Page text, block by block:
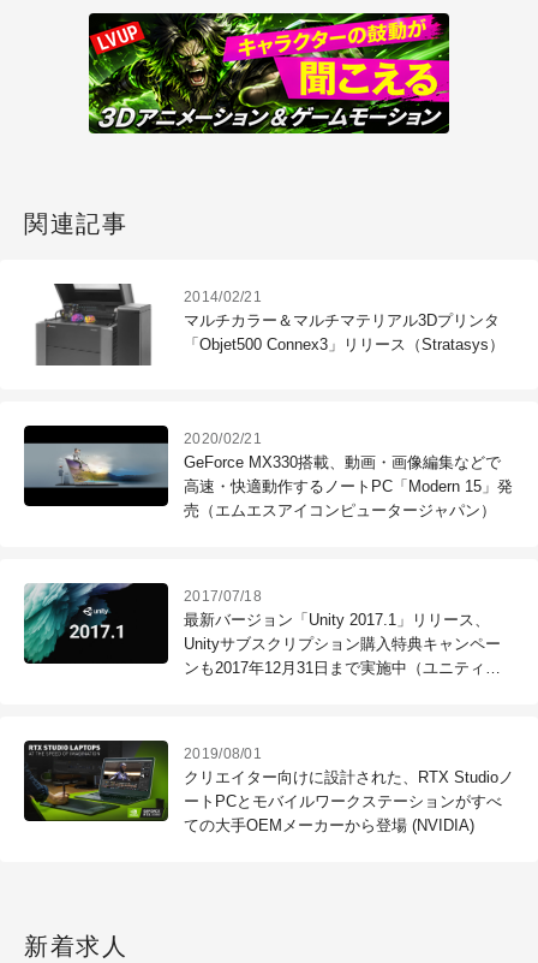
関連記事
2014/02/21
マルチカラー＆マルチマテリアル3Dプリンタ
「Objet500 Connex3」リリース（Stratasys）
2020/02/21
GeForce MX330搭載、動画・画像編集などで
高速・快適動作するノートPC「Modern 15」発
売（エムエスアイコンピュータージャパン）
2017/07/18
最新バージョン「Unity 2017.1」リリース、
Unityサブスクリプション購入特典キャンペー
ンも2017年12月31日まで実施中（ユニティ・
2019/08/01
クリエイター向けに設計された、RTX Studioノ
ートPCとモバイルワークステーションがすべ
ての大手OEMメーカーから登場 (NVIDIA)
新着求人